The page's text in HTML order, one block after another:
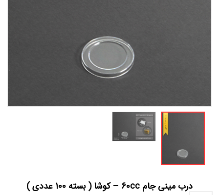
درب مینی جام 60cc – کوشا ( بسته 100 عددی )